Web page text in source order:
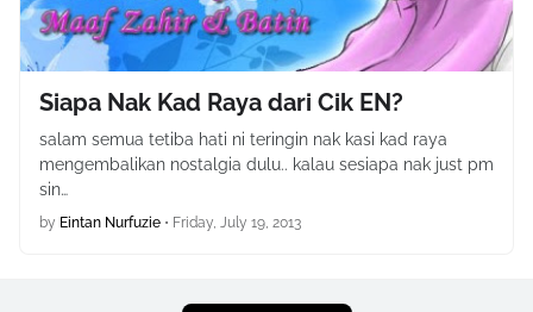
Siapa Nak Kad Raya dari Cik EN?
salam semua tetiba hati ni teringin nak kasi kad raya
mengembalikan nostalgia dulu.. kalau sesiapa nak just pm
sin…
by Eintan Nurfuzie • Friday, July 19, 2013